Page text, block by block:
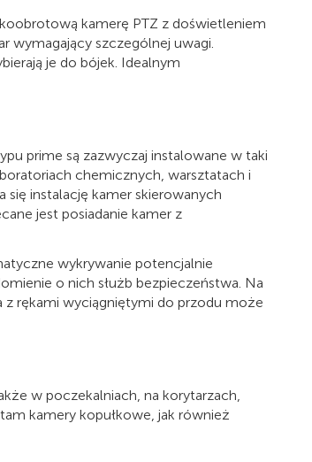
kamerę PTZ z doświetleniem
wymagający szczególnej uwagi.
je do bójek. Idealnym
prime są zazwyczaj instalowane w taki
chemicznych, warsztatach i
instalację kamer skierowanych
jest posiadanie kamer z
wykrywanie potencjalnie
o nich służb bezpieczeństwa. Na
rękami wyciągniętymi do przodu może
w poczekalniach, na korytarzach,
kamery kopułkowe, jak również